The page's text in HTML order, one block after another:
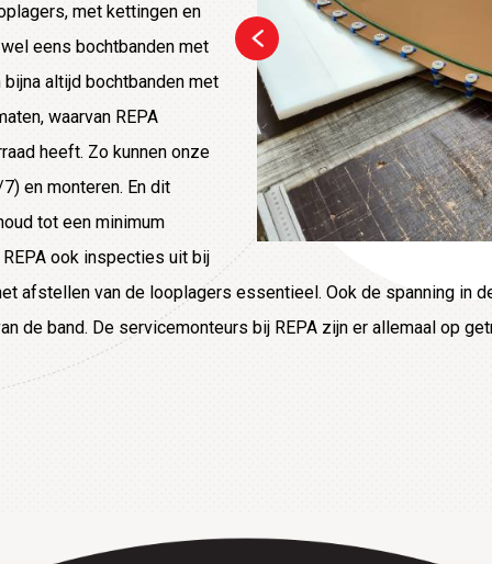
met kettingen en
eens bochtbanden met
altijd bochtbanden met
waarvan REPA
heeft. Zo kunnen onze
en monteren. En dit
tot een minimum
ook inspecties uit bij
afstellen van de looplagers essentieel. Ook de spanning in
de band. De servicemonteurs bij REPA zijn er allemaal op